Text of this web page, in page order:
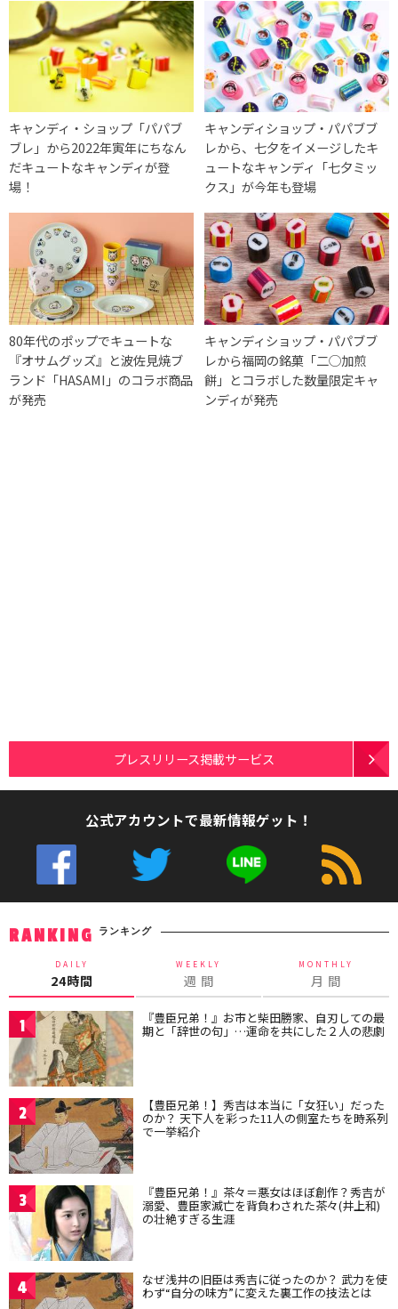
キャンディ・ショップ「パパブ
ブレ」から2022年寅年にちなん
だキュートなキャンディが登
場！
キャンディショップ・パパブブ
レから、七夕をイメージしたキ
ュートなキャンディ「七夕ミッ
クス」が今年も登場
80年代のポップでキュートな
『オサムグッズ』と波佐見焼ブ
ランド「HASAMI」のコラボ商品
が発売
キャンディショップ・パパブブ
レから福岡の銘菓「二◯加煎
餅」とコラボした数量限定キャ
ンディが発売
プレスリリース掲載サービス
公式アカウントで最新情報ゲット！
RANKING ランキング
DAILY
24時間
WEEKLY
週 間
MONTHLY
月 間
1 『豊臣兄弟！』お市と柴田勝家、自刃しての最
期と「辞世の句」…運命を共にした２人の悲劇
2 【豊臣兄弟！】秀吉は本当に「女狂い」だった
のか？ 天下人を彩った11人の側室たちを時系列
で一挙紹介
3 『豊臣兄弟！』茶々＝悪女はほぼ創作？秀吉が
溺愛、豊臣家滅亡を背負わされた茶々(井上和)
の壮絶すぎる生涯
4 なぜ浅井の旧臣は秀吉に従ったのか？ 武力を使
わず“自分の味方”に変えた裏工作の技法とは